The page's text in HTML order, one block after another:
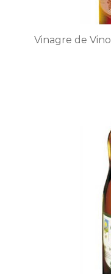
Vinagre de